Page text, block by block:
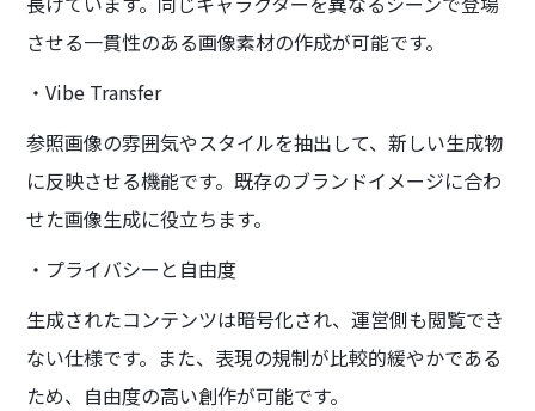
させる一貫性のある画像素材の作成が可能です。
・Vibe Transfer
参照画像の雰囲気やスタイルを抽出して、新しい生成物
に反映させる機能です。既存のブランドイメージに合わ
せた画像生成に役立ちます。
・プライバシーと自由度
生成されたコンテンツは暗号化され、運営側も閲覧でき
ない仕様です。また、表現の規制が比較的緩やかである
ため、自由度の高い創作が可能です。